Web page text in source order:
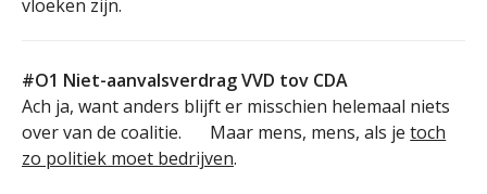
vloeken zijn.
#O1 Niet-aanvalsverdrag VVD tov CDA
Ach ja, want anders blijft er misschien helemaal niets
over van de coalitie.
Maar mens, mens, als jetoch
zo politiek moet bedrijven.